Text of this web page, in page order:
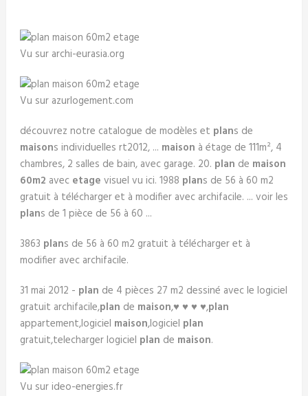
Vu sur archi-eurasia.org
Vu sur azurlogement.com
découvrez notre catalogue de modèles et plans de
maisons individuelles rt2012, ... maison à étage de 111m², 4
chambres, 2 salles de bain, avec garage. 20. plan de maison
60m2 avec etage visuel vu ici. 1988 plans de 56 à 60 m2
gratuit à télécharger et à modifier avec archifacile. ... voir les
plans de 1 pièce de 56 à 60 ...
3863 plans de 56 à 60 m2 gratuit à télécharger et à
modifier avec archifacile.
31 mai 2012 - plan de 4 pièces 27 m2 dessiné avec le logiciel
gratuit archifacile,plan de maison,♥ ♥ ♥ ♥,plan
appartement,logiciel maison,logiciel plan
gratuit,telecharger logiciel plan de maison.
Vu sur ideo-energies.fr